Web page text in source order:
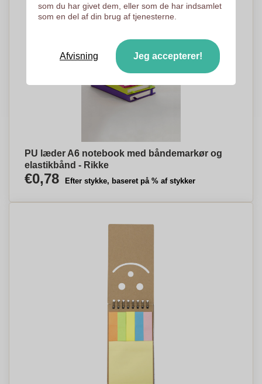
PU læder A6 notebook med båndemarkør og
elastikbånd - Rikke
€0,78 Efter stykke, baseret på % af stykker
som du har givet dem, eller som de har indsamlet
som en del af din brug af tjenesterne.
Afvisning Jeg accepterer!